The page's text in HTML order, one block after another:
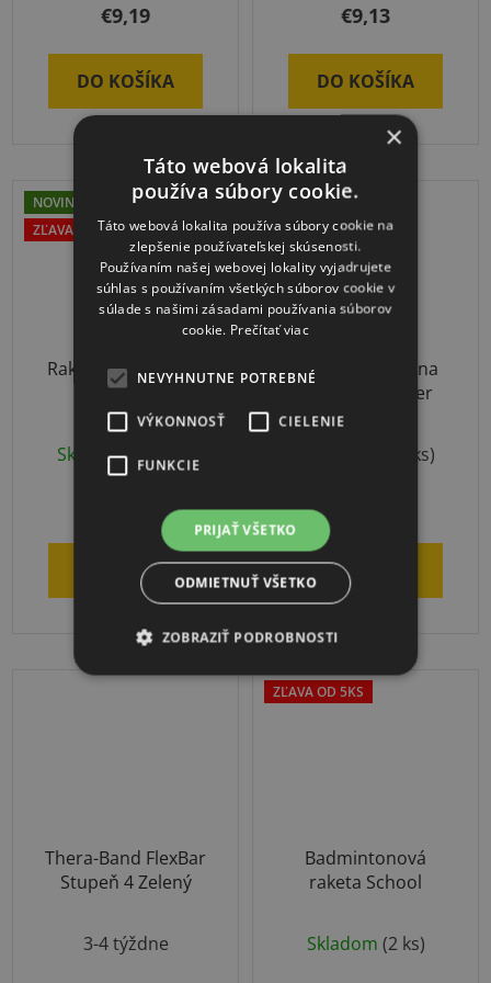
€9,19
DO KOŠÍKA
€9,13
DO KOŠÍKA
NOVINKA
ZĽAVA OD 5KS
Raketka s píšťalkou
MINI
Skladom (>10 ks)
DO KOŠÍKA
Sada 4 vozíkov na
cvičenie Scooter
hodnotenie
(>10 ks)
DO KOŠÍKA
Thera-Band FlexBar
Stupeň 4 Zelený
hodnotenie
3-4 týždne
ZĽAVA OD 5KS
Badmintonová
raketa School
Skladom (2 ks)
×
Táto webová lokalita
používa súbory cookie.
Táto webová lokalita používa súbory cookie na
zlepšenie používateľskej skúsenosti.
Používaním našej webovej lokality vyjadrujete
súhlas s používaním všetkých súborov cookie v
súlade s našimi zásadami používania súborov
cookie. Prečítať viac
NEVYHNUTNE POTREBNÉ
VÝKONNOSŤ CIELENIE
FUNKCIE
PRIJAŤ VŠETKO
ODMIETNUŤ VŠETKO
ZOBRAZIŤ PODROBNOSTI